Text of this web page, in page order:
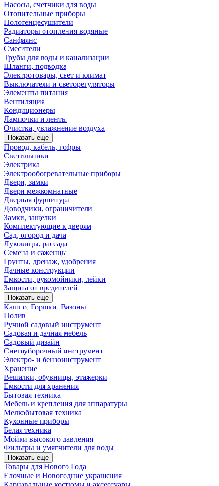
Насосы, счетчики для воды
Отопительные приборы
Полотенцесушители
Радиаторы отопления водяные
Санфаянс
Смесители
Трубы для воды и канализации
Шланги, подводка
Электротовары, свет и климат
Выключатели и светорегуляторы
Элементы питания
Вентиляция
Кондиционеры
Лампочки и ленты
Очистка, увлажнение воздуха
Показать еще
Провод, кабель, гофры
Светильники
Электрика
Электрообогревательные приборы
Двери, замки
Двери межкомнатные
Дверная фурнитура
Доводчики, ограничители
Замки, защелки
Комплектующие к дверям
Сад, огород и дача
Луковицы, рассада
Семена и саженцы
Грунты, дренаж, удобрения
Дачные конструкции
Емкости, рукомойники, лейки
Защита от вредителей
Показать еще
Кашпо, Горшки, Вазоны
Полив
Ручной садовый инструмент
Садовая и дачная мебель
Садовый дизайн
Снегоуборочный инструмент
Электро- и бензоинструмент
Хранение
Вешалки, обувницы, этажерки
Емкости для хранения
Бытовая техника
Мебель и крепления для аппаратуры
Мелкобытовая техника
Кухонные приборы
Белая техника
Мойки высокого давления
Фильтры и умягчители для воды
Показать еще
Товары для Нового Года
Елочные и Новогодние украшения
Карнавальные костюмы и аксессуары